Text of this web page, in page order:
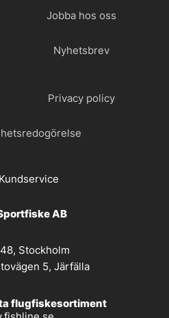
Jobba hos oss
Nyhetsbrev
Privacy policy
Kundservice
AB
Stockholm
5, Järfälla
flugfiskesortiment